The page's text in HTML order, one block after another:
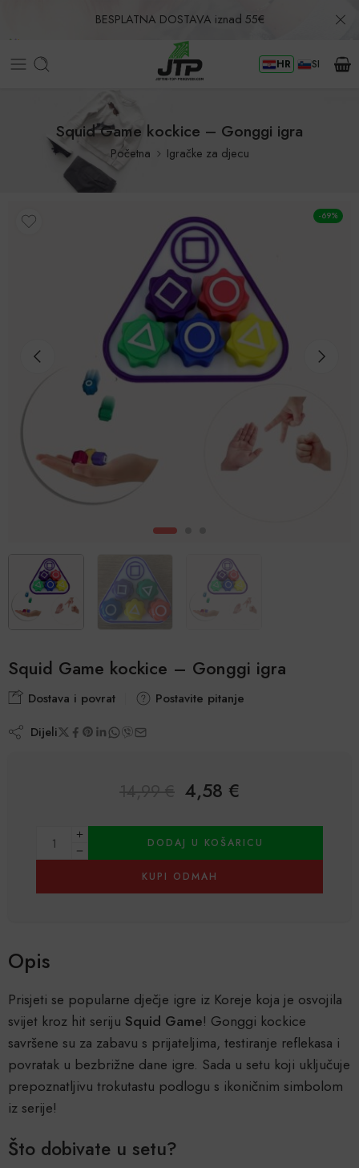
BESPLATNA DOSTAVA iznad 55€
Povrat u roku od 30 dana! HR SI
Squid Game kockice – Gonggi igra
Početna Igračke za djecu
-69%
Squid Game kockice – Gonggi igra
Dostava i povrat Postavite pitanje
Dijeli
14,99 4,58 €
DODAJ U KOŠARICU
KUPI ODMAH
Alternative:
Opis
Prisjeti se popularne dječje igre iz Koreje koja je osvojila
svijet kroz hit seriju Squid Game! Gonggi kockice
savršene su za zabavu s prijateljima, testiranje reflekasa i
povratak u bezbrižne dane igre. Sada u setu koji uključuje
prepoznatljivu trokutastu podlogu s ikoničnim simbolom
iz serije!
Što dobivate u setu?